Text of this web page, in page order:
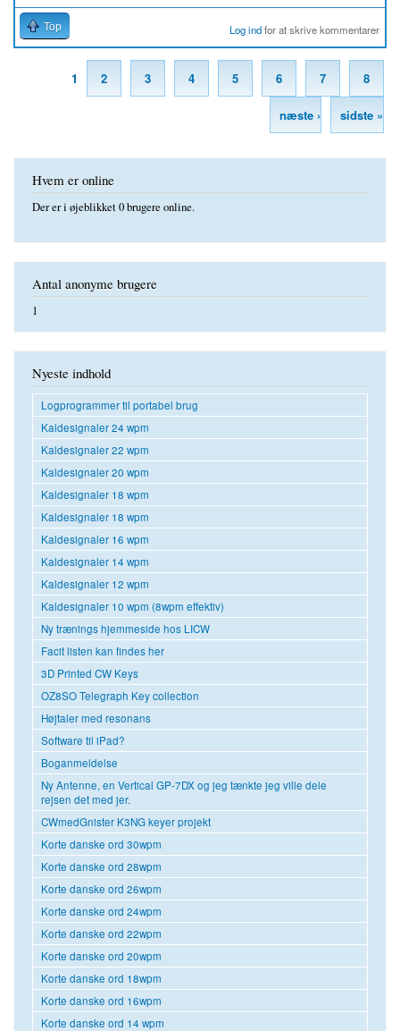
Top Log indfor at skrive kommentarer
1 2 3 4 5 6 7 8
næste › sidste »
Hvem er online
Der er i øjeblikket 0 brugere online.
Antal anonyme brugere
1
Nyeste indhold
Logprogrammer til portabel brug
Kaldesignaler 24 wpm
Kaldesignaler 22 wpm
Kaldesignaler 20 wpm
Kaldesignaler 18 wpm
Kaldesignaler 18 wpm
Kaldesignaler 16 wpm
Kaldesignaler 14 wpm
Kaldesignaler 12 wpm
Kaldesignaler 10 wpm (8wpm effektiv)
Ny trænings hjemmeside hos LICW
Facit listen kan findes her
3D Printed CW Keys
OZ8SO Telegraph Key collection
Højtaler med resonans
Software til iPad?
Boganmeldelse
Ny Antenne, en Vertical GP-7DX og jeg tænkte jeg ville dele
rejsen det med jer.
CWmedGnister K3NG keyer projekt
Korte danske ord 30wpm
Korte danske ord 28wpm
Korte danske ord 26wpm
Korte danske ord 24wpm
Korte danske ord 22wpm
Korte danske ord 20wpm
Korte danske ord 18wpm
Korte danske ord 16wpm
Korte danske ord 14 wpm